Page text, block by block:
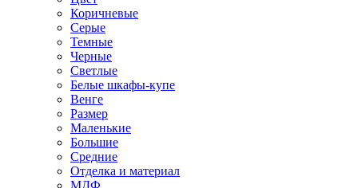
Коричневые
Серые
Темные
Черные
Светлые
Белые шкафы-купе
Венге
Размер
Маленькие
Большие
Средние
Отделка и материал
МДФ